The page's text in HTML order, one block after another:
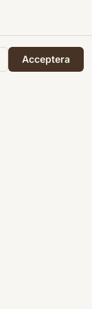
Acceptera